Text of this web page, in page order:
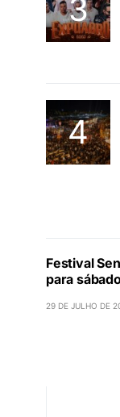
Festival
para
29 DE JULHO DE